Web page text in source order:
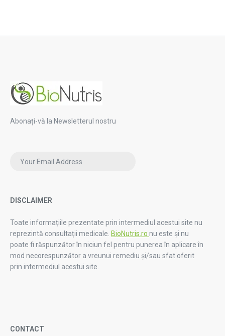
Abonați-vă la Newsletterul nostru
DISCLAIMER
Toate informațiile prezentate prin intermediul acestui site nu
reprezintă consultații medicale. BioNutris.ro nu este și nu
poate fi răspunzător în niciun fel pentru punerea în aplicare în
mod necorespunzător a vreunui remediu și/sau sfat oferit
prin intermediul acestui site.
CONTACT